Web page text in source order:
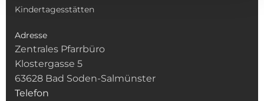
Kindertagesstätten
Adresse
Zentrales Pfarrbüro
Klostergasse 5
63628 Bad Soden-Salmünster
Telefon